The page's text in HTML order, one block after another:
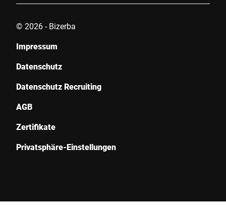
© 2026 - Bizerba
Impressum
Datenschutz
Datenschutz Recruiting
AGB
Zertifikate
Privatsphäre-Einstellungen